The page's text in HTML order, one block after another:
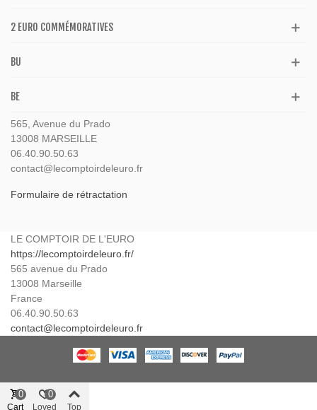
2 EURO COMMÉMORATIVES
BU
BE
565, Avenue du Prado
13008 MARSEILLE
06.40.90.50.63
contact@lecomptoirdeleuro.fr
Formulaire de rétractation
LE COMPTOIR DE L'EURO
https://lecomptoirdeleuro.fr/
565 avenue du Prado
13008 Marseille
France
06.40.90.50.63
contact@lecomptoirdeleuro.fr
Cart
0
Loved
0
Top